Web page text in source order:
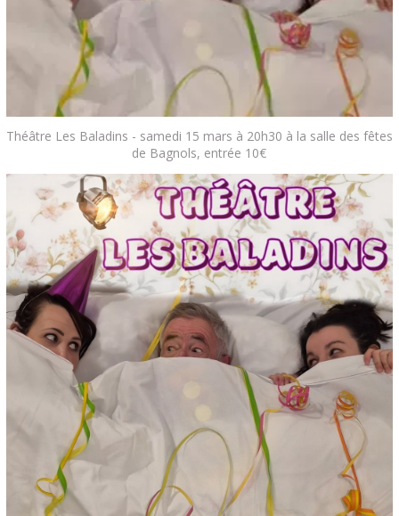
Théâtre Les Baladins - samedi 15 mars à 20h30 à la salle des fêtes
de Bagnols, entrée 10€